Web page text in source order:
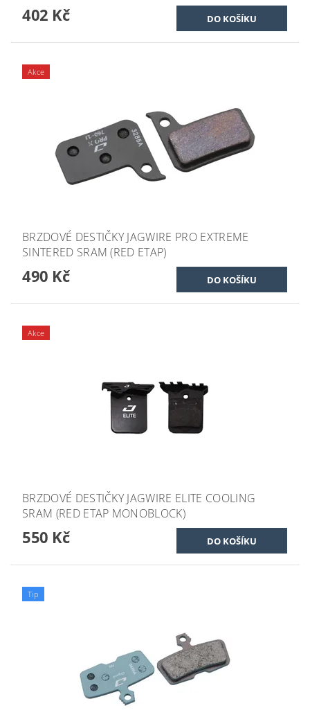
402 Kč
Akce
BRZDOVÉ DESTIČKY JAGWIRE PRO EXTREME
SINTERED SRAM (RED ETAP)
490 Kč
Akce
BRZDOVÉ DESTIČKY JAGWIRE ELITE COOLING
SRAM (RED ETAP MONOBLOCK)
550 Kč
Tip